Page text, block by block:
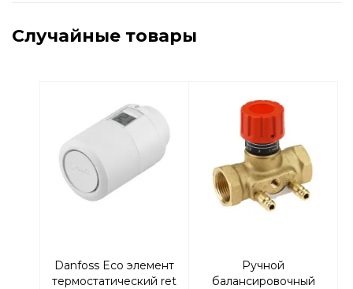
Случайные товары
Danfoss Eco элемент
термостатический ret
Ручной
балансировочный